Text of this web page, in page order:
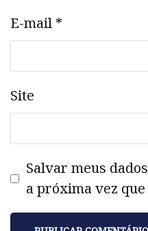
E-mail *
Site
Salvar meus
a próxima vez que